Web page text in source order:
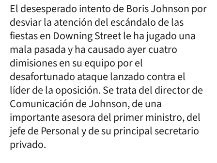
El desesperado intento de Boris Johnson por
desviar la atención del escándalo de las
fiestas en Downing Street le ha jugado una
mala pasada y ha causado ayer cuatro
dimisiones en su equipo por el
desafortunado ataque lanzado contra el
líder de la oposición. Se trata del director de
Comunicación de Johnson, de una
importante asesora del primer ministro, del
jefe de Personal y de su principal secretario
privado.